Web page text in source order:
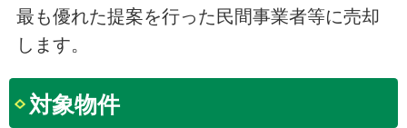
最も優れた提案を行った民間事業者等に売却
します。
対象物件